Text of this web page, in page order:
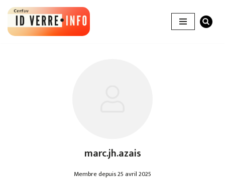
Aller
au
marc.jh.azais
Membre depuis 25 avril 2025